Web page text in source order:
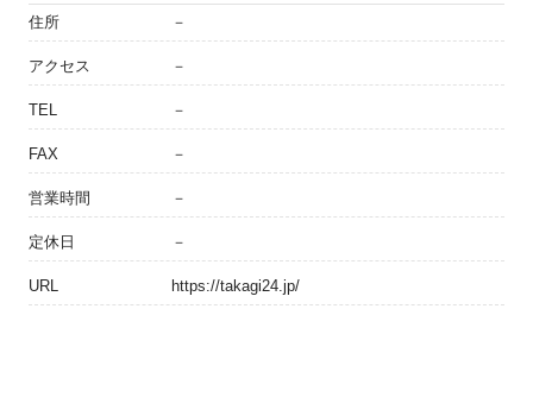
住所 －
アクセス －
TEL －
FAX －
営業時間 －
定休日 －
URL https://takagi24.jp/